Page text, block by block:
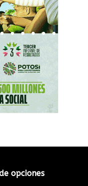
opciones